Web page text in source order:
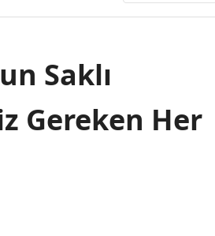
Saklı
Gereken Her